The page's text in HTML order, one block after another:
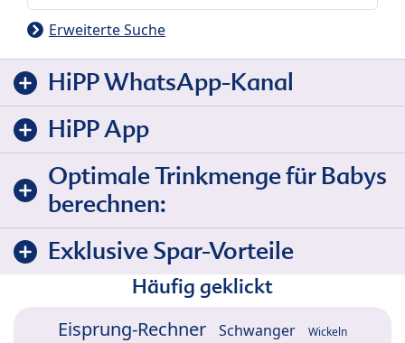
Erweiterte Suche
HiPP WhatsApp-Kanal
HiPP App
Optimale Trinkmenge für Babys
berechnen:
Exklusive Spar-Vorteile
Häufig geklickt
Eisprung-Rechner Schwanger Wickeln